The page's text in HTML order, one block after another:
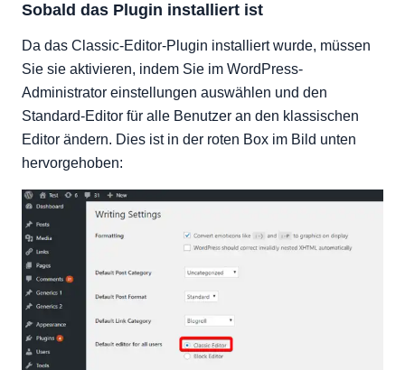
Sobald das Plugin installiert ist
Da das Classic-Editor-Plugin installiert wurde, müssen
Sie sie aktivieren, indem Sie im WordPress-
Administrator einstellungen auswählen und den
Standard-Editor für alle Benutzer an den klassischen
Editor ändern. Dies ist in der roten Box im Bild unten
hervorgehoben: